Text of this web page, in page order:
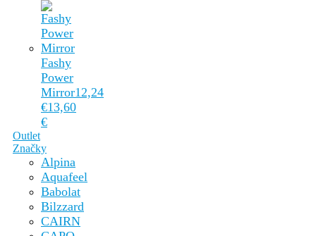
Fashy
Power
Mirror12,24
€13,60
€
Outlet
Značky
Alpina
Aquafeel
Babolat
Bilzzard
CAIRN